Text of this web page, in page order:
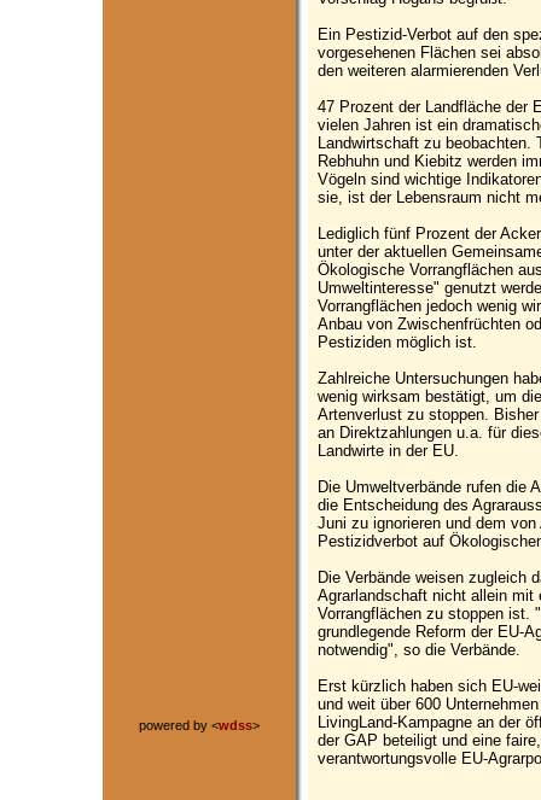
powered by <wdss>
Ein Pestizid-Verbot auf den
vorgesehenen Flächen sei
den weiteren alarmierenden
47 Prozent der Landfläche der
vielen Jahren ist ein
Landwirtschaft zu beobachten.
Rebhuhn und Kiebitz werden
Vögeln sind wichtige
sie, ist der Lebensraum nicht
Lediglich fünf Prozent der
unter der aktuellen
Ökologische Vorrangflächen
Umweltinteresse" genutzt
Vorrangflächen jedoch wenig
Anbau von Zwischenfrüchten
Pestiziden möglich ist.
Zahlreiche Untersuchungen
wenig wirksam bestätigt, um
Artenverlust zu stoppen.
an Direktzahlungen u.a. für
Landwirte in der EU.
Die Umweltverbände rufen die
die Entscheidung des
Juni zu ignorieren und dem
Pestizidverbot auf
Die Verbände weisen zugleich
Agrarlandschaft nicht allein mit
Vorrangflächen zu stoppen ist.
grundlegende Reform der EU-
notwendig", so die Verbände.
Erst kürzlich haben sich EU-
und weit über 600
LivingLand-Kampagne an der
der GAP beteiligt und eine
verantwortungsvolle EU-